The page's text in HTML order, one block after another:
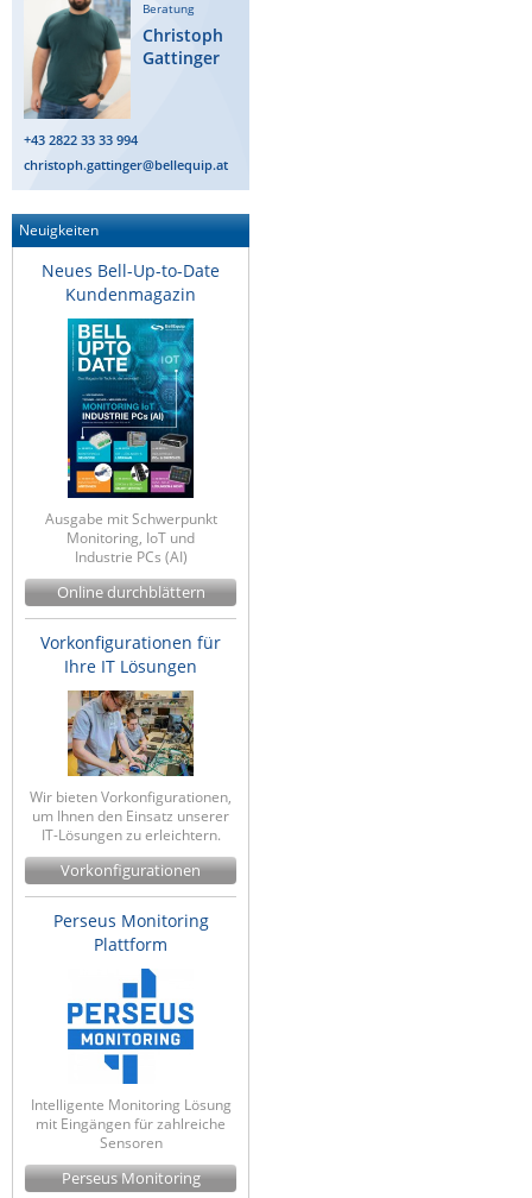
IEC Lock
Ihse
Kerlink
Kramer Electronics
KVM TEC
Legrand
Milesight
Moxa
Netio
Panorama Antennas
PatchSee
Power Kingdom
Poynting
Raritan
Riello UPS
Server Technology
Siretta
SIRIO Antenne
Sunbird
Tactical Software
TEKTELIC
Teltonika
Unwired Networks
Westermo
Yuasa
ZPE Systems
News zu unseren Herstellern
Beratung
Christoph
Gattinger
+43 2822 33 33 994
christoph.gattinger@bellequip.at
Neuigkeiten
Neues Bell-Up-to-Date
Kundenmagazin
Ausgabe mit Schwerpunkt
Monitoring, IoT und
Industrie PCs (AI)
Online durchblättern
Vorkonfigurationen für
Ihre IT Lösungen
Wir bieten Vorkonfigurationen,
um Ihnen den Einsatz unserer
IT-Lösungen zu erleichtern.
Vorkonfigurationen
Perseus Monitoring
Plattform
Intelligente Monitoring Lösung
mit Eingängen für zahlreiche
Sensoren
Perseus Monitoring